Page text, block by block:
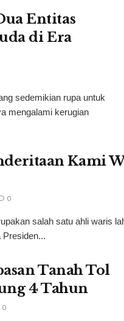
Entitas
di Era
sedemikian rupa untuk
mengalami kerugian
Kami
0
salah satu ahli waris
Tanah Tol
4 Tahun
0